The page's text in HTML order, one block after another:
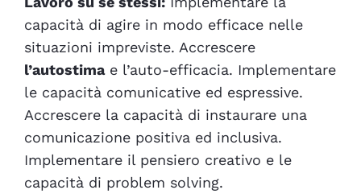
capacità di agire in modo efficace nelle
situazioni impreviste. Accrescere
l’autostimae l’auto-efficacia. Implementare
le capacità comunicative ed espressive.
Accrescere la capacità di instaurare una
comunicazione positiva ed inclusiva.
Implementare il pensiero creativo e le
capacità di problem solving.